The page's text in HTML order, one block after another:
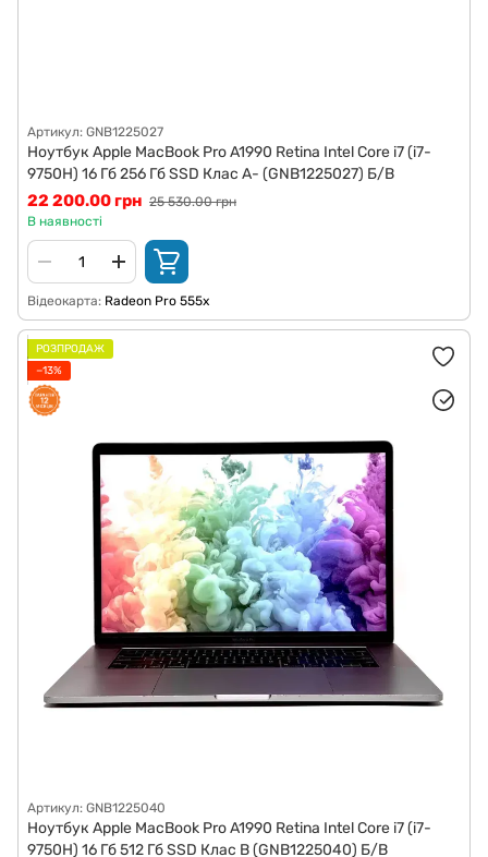
Артикул: GNB1225027
Ноутбук Apple MacBook Pro A1990 Retina Intel Core i7 (i7-
9750H) 16 Гб 256 Гб SSD Клас A- (GNB1225027) Б/В
22 200.00 грн 25 530.00 грн
В наявності
Відеокарта Radeon Pro 555x
РОЗПРОДАЖ
−13%
Артикул: GNB1225040
Ноутбук Apple MacBook Pro A1990 Retina Intel Core i7 (i7-
9750H) 16 Гб 512 Гб SSD Клас B (GNB1225040) Б/В